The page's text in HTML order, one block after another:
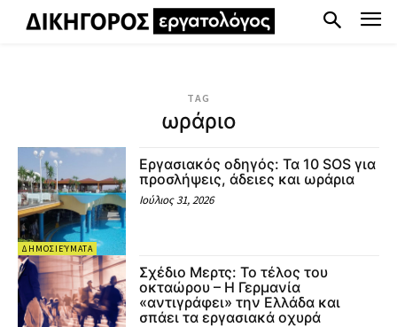
TAG
ωράριο
ΔΗΜΟΣΙΕΎΜΑΤΑ
Εργασιακός οδηγός: Τα 10 SOS για
προσλήψεις, άδειες και ωράρια
Ιούλιος 31, 2026
Σχέδιο Μερτς: Το τέλος του
οκταώρου – Η Γερμανία
«αντιγράφει» την Ελλάδα και
σπάει τα εργασιακά οχυρά